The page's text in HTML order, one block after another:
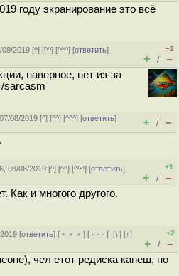
году экранирование это всё
08/2019 [^] [^^] [^^^] [ответить]
–1
+ / –
наверное, нет из-за
sarcasm
08/2019 [^] [^^] [^^^] [ответить]
+ / –
08/08/2019 [^] [^^] [^^^] [ответить]
+1
+ / –
Как и многого другого.
[ответить] [ ﹢﹢﹢] [ · · ·][↓] [↑]
+2
+ / –
чел етот редиска канеш, но